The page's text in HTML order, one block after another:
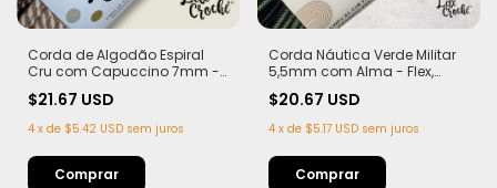
Corda de Algodão Espiral
Cru com Capuccino 7mm -
$21.67 USD
4 x de $5.42 USD sem juros
Corda Náutica Verde Militar
5,5mm com Alma - Flex,
$20.67 USD
4 x de $5.17 USD sem juros